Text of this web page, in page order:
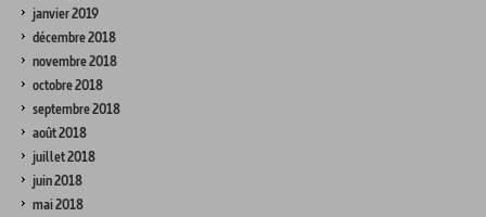
janvier 2019
décembre 2018
novembre 2018
octobre 2018
septembre 2018
août 2018
juillet 2018
juin 2018
mai 2018